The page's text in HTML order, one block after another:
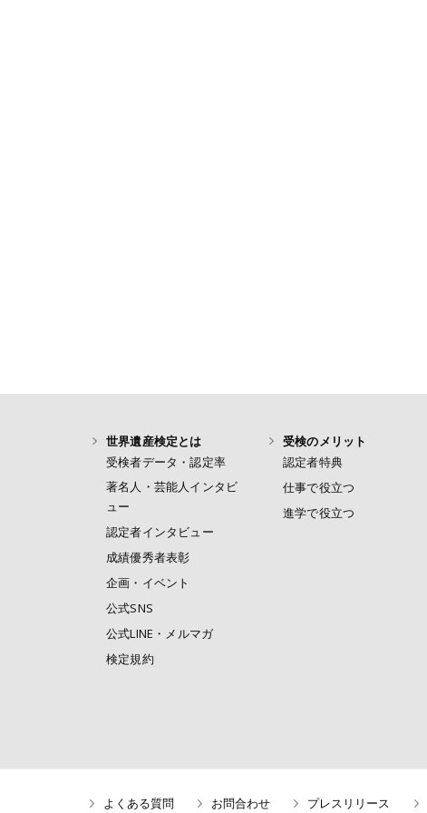
世界遺産検定とは
受検者データ・認定率
著名人・芸能人インタビ
ュー
認定者インタビュー
成績優秀者表彰
企画・イベント
公式SNS
公式LINE・メルマガ
検定規約
受検のメリット
認定者特典
仕事で役立つ
進学で役立つ
よくある質問 お問合わせ プレスリリース